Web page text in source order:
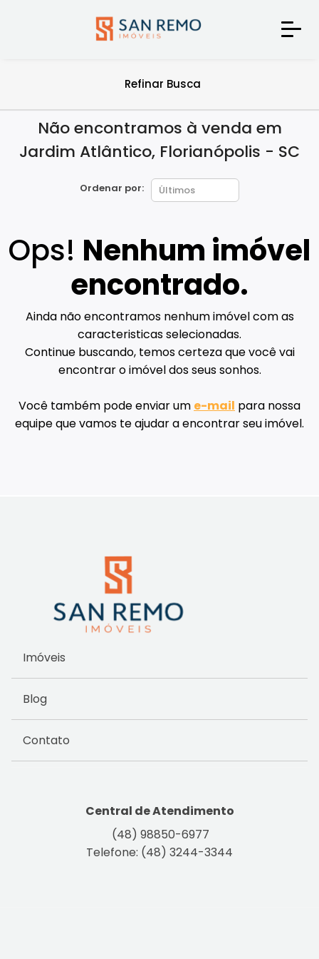
Refinar Busca
Não encontramos à venda em
Jardim Atlântico, Florianópolis - SC
Ordenar por:
Ops! Nenhum imóvel
encontrado.
Ainda não encontramos nenhum imóvel com as
caracteristicas selecionadas.
Continue buscando, temos certeza que você vai
encontrar o imóvel dos seus sonhos.
Você também pode enviar um e-mail para nossa
equipe que vamos te ajudar a encontrar seu imóvel.
Imóveis
Blog
Contato
Central de Atendimento
(48) 98850-6977
Telefone: (48) 3244-3344